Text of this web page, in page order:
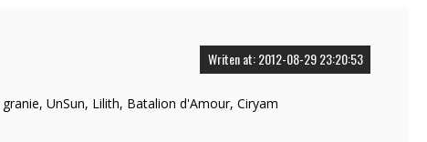
Writen at: 2012-08-29 23:20:53
UnSun, Lilith, Batalion d'Amour, Ciryam